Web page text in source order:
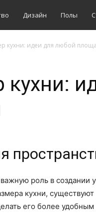
Дизайн Полы
кухни: идеи для любой
кухни:
роль в создании
кухни,
его более